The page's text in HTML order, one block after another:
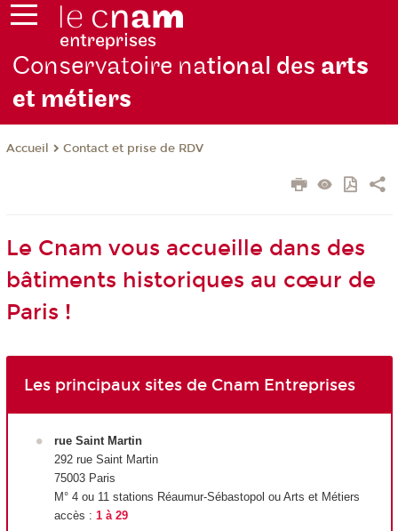
Conservatoire national des arts
et métiers
Accueil Contact et prise de RDV
Le Cnam vous accueille dans des
bâtiments historiques au cœur de
Paris !
Les principaux sites de Cnam Entreprises
rue Saint Martin
292 rue Saint Martin
75003 Paris
M° 4 ou 11 stations Réaumur-Sébastopol ou Arts et Métiers
accès : 1 à 29